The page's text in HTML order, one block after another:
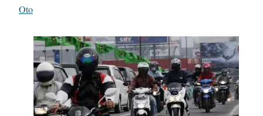
In relation to
Oto